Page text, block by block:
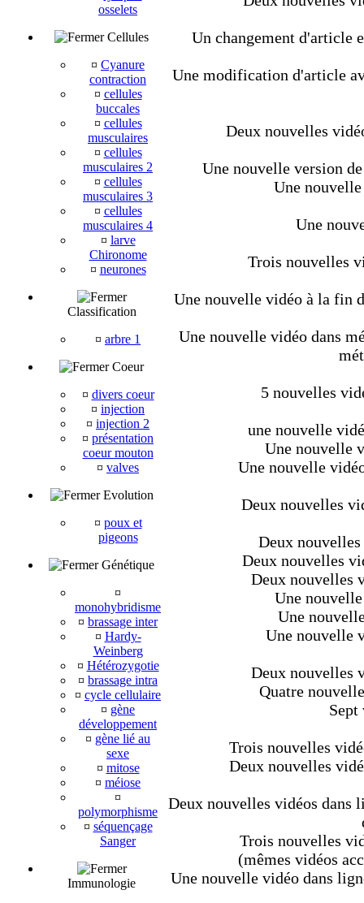
osselets
Cellules
¤ Cyanure
contraction
¤ cellules
buccales
¤ cellules
musculaires
¤ cellules
musculaires 2
¤ cellules
musculaires 3
¤ cellules
musculaires 4
¤ larve
Chironome
¤ neurones
Classification
¤ arbre 1
Coeur
¤ divers coeur
¤ injection
¤ injection 2
¤ présentation
coeur mouton
¤ valves
Evolution
¤ poux et
pigeons
Génétique
¤
monohybridisme
¤ brassage inter
¤ Hardy-
Weinberg
¤ Hétérozygotie
¤ brassage intra
¤ cycle cellulaire
¤ gène
développement
¤ gène lié au
sexe
¤ mitose
¤ méiose
¤
polymorphisme
¤ séquençage
Sanger
Immunologie
Un changement d'article
Une modification d'article
Deux nouvelles
Une nouvelle version
Une
Une
Trois nouvelles
Une nouvelle vidéo à la fin
Une nouvelle vidéo dans
5 nouvelles
une nouvelle
Une nouvelle
Une nouvelle
Deux nouvelles
Deux
Deux nouvelles
Deux nouvelles
Une
Une
Une nouvelle
Deux nouvelles
Quatre
Sept
Trois nouvelles
Deux nouvelles
Deux nouvelles vidéos dans
Trois nouvelles
(mêmes vidéos
Une nouvelle vidéo dans